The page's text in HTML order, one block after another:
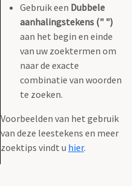
Gebruik een Dubbele
aanhalingstekens (" ")
aan het begin en einde
van uw zoektermen om
naar de exacte
combinatie van woorden
te zoeken.
Voorbeelden van het gebruik
van deze leestekens en meer
zoektips vindt u hier.